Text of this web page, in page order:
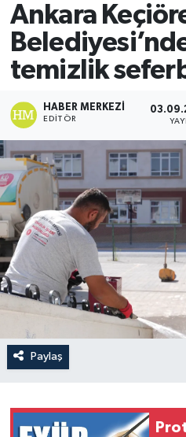
Ankara
temizlik
HABER MERKEZI
EDITÖR
Paylaş